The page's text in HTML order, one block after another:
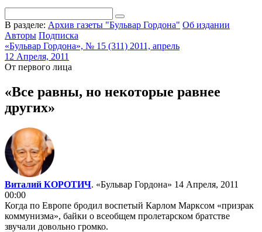
В разделе: Архив газеты "Бульвар Гордона" Об издании
Авторы Подписка
«Бульвар Гордона», № 15 (311) 2011, апрель
12 Апреля, 2011
От первого лица
«Все равны, но некоторые равнее
других»
Виталий КОРОТИЧ. «Бульвар Гордона» 14 Апреля, 2011
00:00
Когда по Европе бродил воспетый Карлом Марксом «призрак
коммунизма», байки о всеобщем пролетарском братстве
звучали довольно громко.